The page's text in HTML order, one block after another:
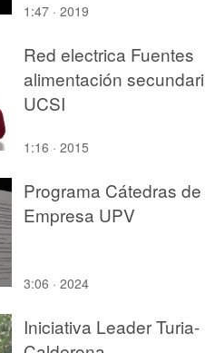
1:47 · 2019
Red electrica Fuentes
alimentación
UCSI
1:16 · 2015
Programa Cátedras de
Empresa UPV
3:06 · 2024
Iniciativa Leader Turia-